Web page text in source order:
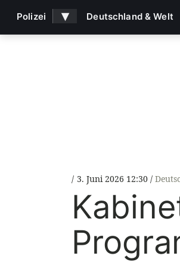
3. Juni 2026 12:30
Polizei ▾ Deutschland & Welt